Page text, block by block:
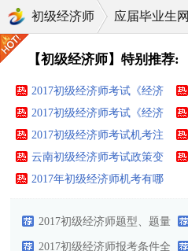
初级经济师 应届毕业生网
初级经济师
【初级经济师】特别推荐:
2017初级经济师考试《经济
基础》考点之激励
2017初级经济师考试《经济
基础》考点之控制职能
2017初级经济师考试机考注
意事项
云南初级经济师考试政策变
化
2017年初级经济师机考有哪
2017初级经济师题型、题量
以及答题时应对策略
2017初级经济师报考条件全